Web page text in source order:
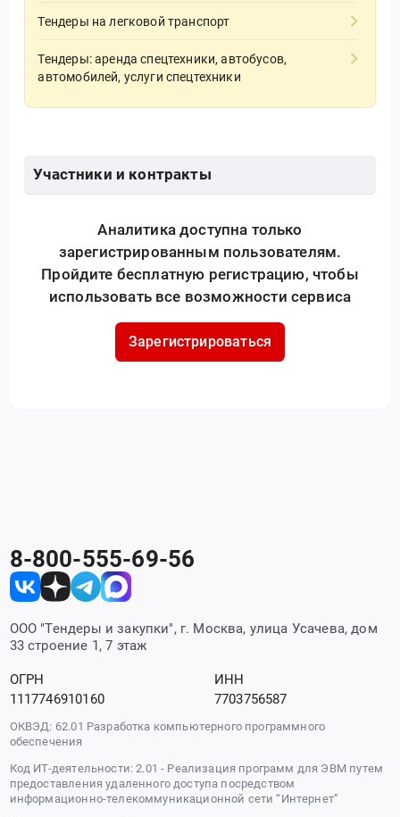
Тендеры на легковой транспорт
Тендеры: аренда спецтехники, автобусов,
автомобилей, услуги спецтехники
Участники и контракты
Аналитика доступна только
зарегистрированным пользователям.
Пройдите бесплатную регистрацию, чтобы
использовать все возможности сервиса
Зарегистрироваться
8-800-555-69-56
ООО "Тендеры и закупки", г. Москва, улица Усачева, дом
33 строение 1, 7 этаж
ОГРН
1117746910160
ИНН
7703756587
ОКВЭД: 62.01 Разработка компьютерного программного
обеспечения
Код ИТ-деятельности: 2.01 - Реализация программ для ЭВМ путем
предоставления удаленного доступа посредством
информационно-телекоммуникационной сети “Интернет”